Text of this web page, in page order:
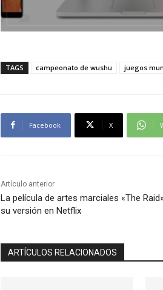
TAGS campeonato de wushu juegos
Facebook X
Artículo anterior
La película de artes marciales «The
su versión en Netflix
ARTÍCULOS RELACIONADOS